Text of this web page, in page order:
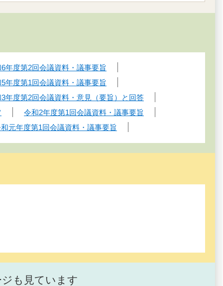
年度第2回会議資料・議事要旨
年度第1回会議資料・議事要旨
年度第2回会議資料・意見（要旨）と回答
令和2年度第1回会議資料・議事要旨
元年度第1回会議資料・議事要旨
も見ています